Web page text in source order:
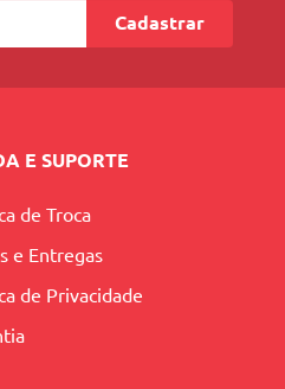
Cadastrar
E SUPORTE
de Troca
e Entregas
de Privacidade